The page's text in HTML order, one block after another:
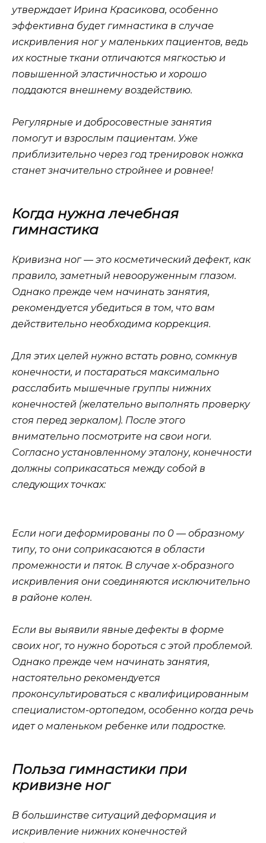
утверждает Ирина Красикова, особенно
эффективна будет гимнастика в случае
искривления ног у маленьких пациентов, ведь
их костные ткани отличаются мягкостью и
повышенной эластичностью и хорошо
поддаются внешнему воздействию.
Регулярные и добросовестные занятия
помогут и взрослым пациентам. Уже
приблизительно через год тренировок ножка
станет значительно стройнее и ровнее!
Когда нужна лечебная
гимнастика
Кривизна ног — это косметический дефект, как
правило, заметный невооруженным глазом.
Однако прежде чем начинать занятия,
рекомендуется убедиться в том, что вам
действительно необходима коррекция.
Для этих целей нужно встать ровно, сомкнув
конечности, и постараться максимально
расслабить мышечные группы нижних
конечностей (желательно выполнять проверку
стоя перед зеркалом). После этого
внимательно посмотрите на свои ноги.
Согласно установленному эталону, конечности
должны соприкасаться между собой в
следующих точках:
Если ноги деформированы по 0 — образному
типу, то они соприкасаются в области
промежности и пяток. В случае х-образного
искривления они соединяются исключительно
в районе колен.
Если вы выявили явные дефекты в форме
своих ног, то нужно бороться с этой проблемой.
Однако прежде чем начинать занятия,
настоятельно рекомендуется
проконсультироваться с квалифицированным
специалистом-ортопедом, особенно когда речь
идет о маленьком ребенке или подростке.
Польза гимнастики при
кривизне ног
В большинстве ситуаций деформация и
искривление нижних конечностей